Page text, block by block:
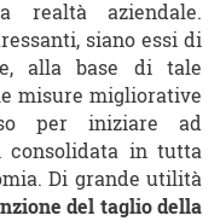
realtà aziendale.
siano essi di
alla base di tale
misure migliorative
per iniziare ad
consolidata in tutta
Di grande utilità
del taglio della